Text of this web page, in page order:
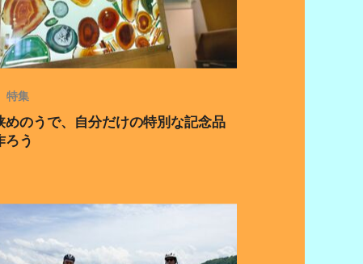
特集
めのうで、自分だけの特別な記念品
ろう